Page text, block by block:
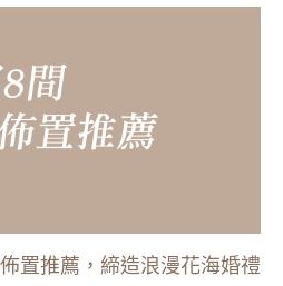
置推薦，締造浪漫花海婚禮